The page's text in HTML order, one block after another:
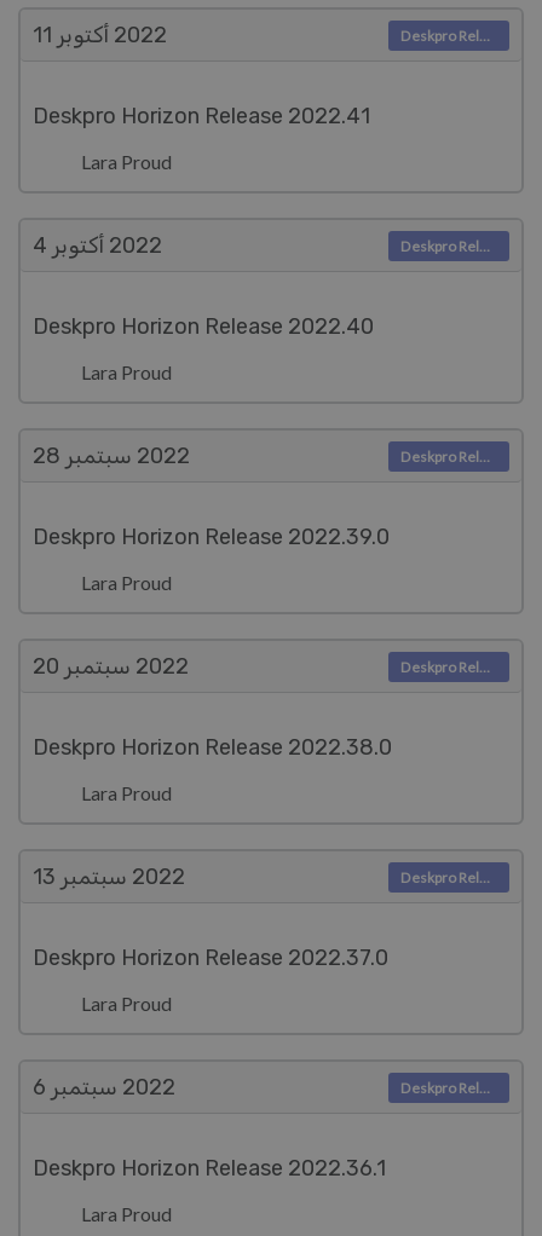
أكتوبر 11 2022
Deskpro Horizon Release 2022.41
Lara Proud
Deskpro Releases
أكتوبر 4 2022
Deskpro Horizon Release 2022.40
Lara Proud
Deskpro Releases
سبتمبر 28 2022
Deskpro Horizon Release 2022.39.0
Lara Proud
Deskpro Releases
سبتمبر 20 2022
Deskpro Horizon Release 2022.38.0
Lara Proud
Deskpro Releases
سبتمبر 13 2022
Deskpro Horizon Release 2022.37.0
Lara Proud
Deskpro Releases
سبتمبر 6 2022
Deskpro Horizon Release 2022.36.1
Lara Proud
Deskpro Releases